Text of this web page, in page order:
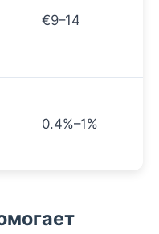
€9–14
0.4%–1%